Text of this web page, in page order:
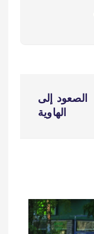
الصعود إلى
الهاوية